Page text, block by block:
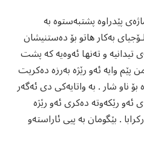
پێدراوە پشتبەستوە بە
بەکار هاتو بۆ دەستنیشان
تیدانیە و تەنها ئەوەیە کە پشت
پێم وایە ئەو رێژە بەرزە دەکریت
بۆ ناو شار . بە واتایەکی دی ئەگەر
ئەو رێکەوتە دەکری ئەو رێژە
. بێگومان بە پیی ئاراستەو